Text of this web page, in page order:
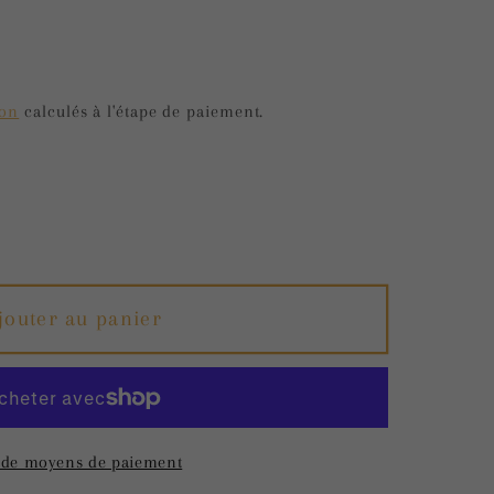
o
calculés à l'étape de paiement.
au panier
moyens de paiement